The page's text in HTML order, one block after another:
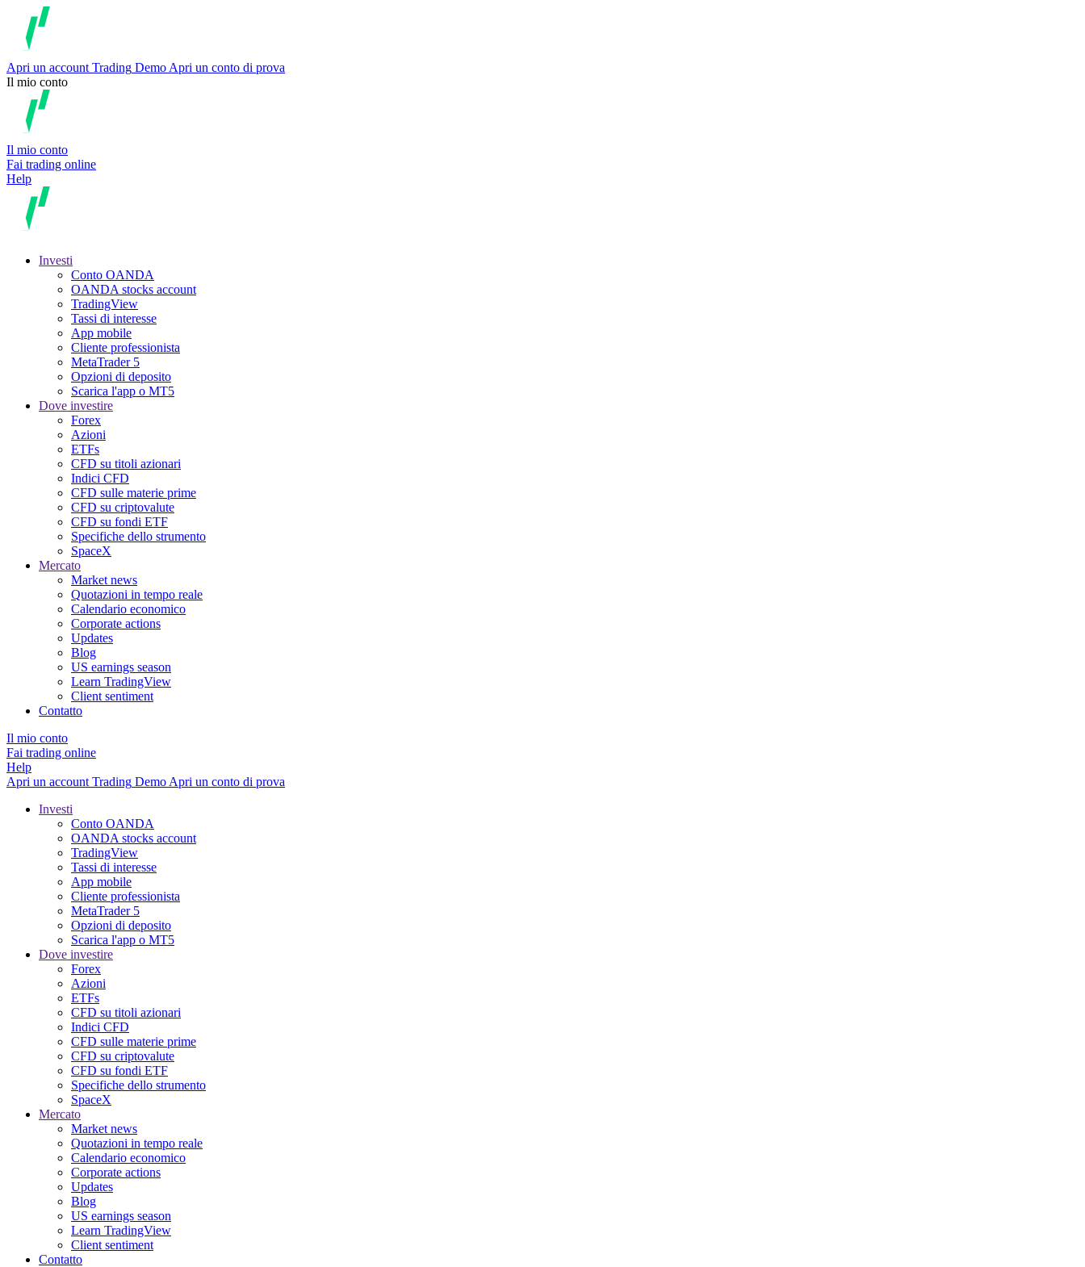
Apri un account Trading Demo Apri un conto di prova
Il mio conto
Il mio conto
Fai trading online
Help
Investi
Conto OANDA
OANDA stocks account
TradingView
Tassi di interesse
App mobile
Cliente professionista
MetaTrader 5
Opzioni di deposito
Scarica l'app o MT5
Dove investire
Forex
Azioni
ETFs
CFD su titoli azionari
Indici CFD
CFD sulle materie prime
CFD su criptovalute
CFD su fondi ETF
Specifiche dello strumento
SpaceX
Mercato
Market news
Quotazioni in tempo reale
Calendario economico
Corporate actions
Updates
Blog
US earnings season
Learn TradingView
Client sentiment
Contatto
Il mio conto
Fai trading online
Help
Apri un account Trading Demo Apri un conto di prova
Investi
Conto OANDA
OANDA stocks account
TradingView
Tassi di interesse
App mobile
Cliente professionista
MetaTrader 5
Opzioni di deposito
Scarica l'app o MT5
Dove investire
Forex
Azioni
ETFs
CFD su titoli azionari
Indici CFD
CFD sulle materie prime
CFD su criptovalute
CFD su fondi ETF
Specifiche dello strumento
SpaceX
Mercato
Market news
Quotazioni in tempo reale
Calendario economico
Corporate actions
Updates
Blog
US earnings season
Learn TradingView
Client sentiment
Contatto